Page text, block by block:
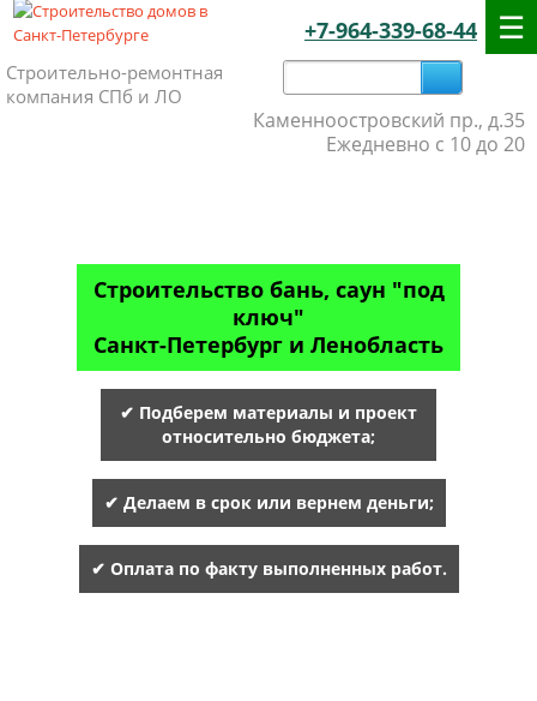
+7-964-339-68-44
Строительно-ремонтная
компания СПб и ЛО
Каменноостровский пр., д.35
Ежедневно с 10 до 20
Строительство бань, саун "под
ключ"
Санкт-Петербург и Ленобласть
✔ Подберем материалы и проект
относительно бюджета;
✔ Делаем в срок или вернем деньги;
✔ Оплата по факту выполненных работ.